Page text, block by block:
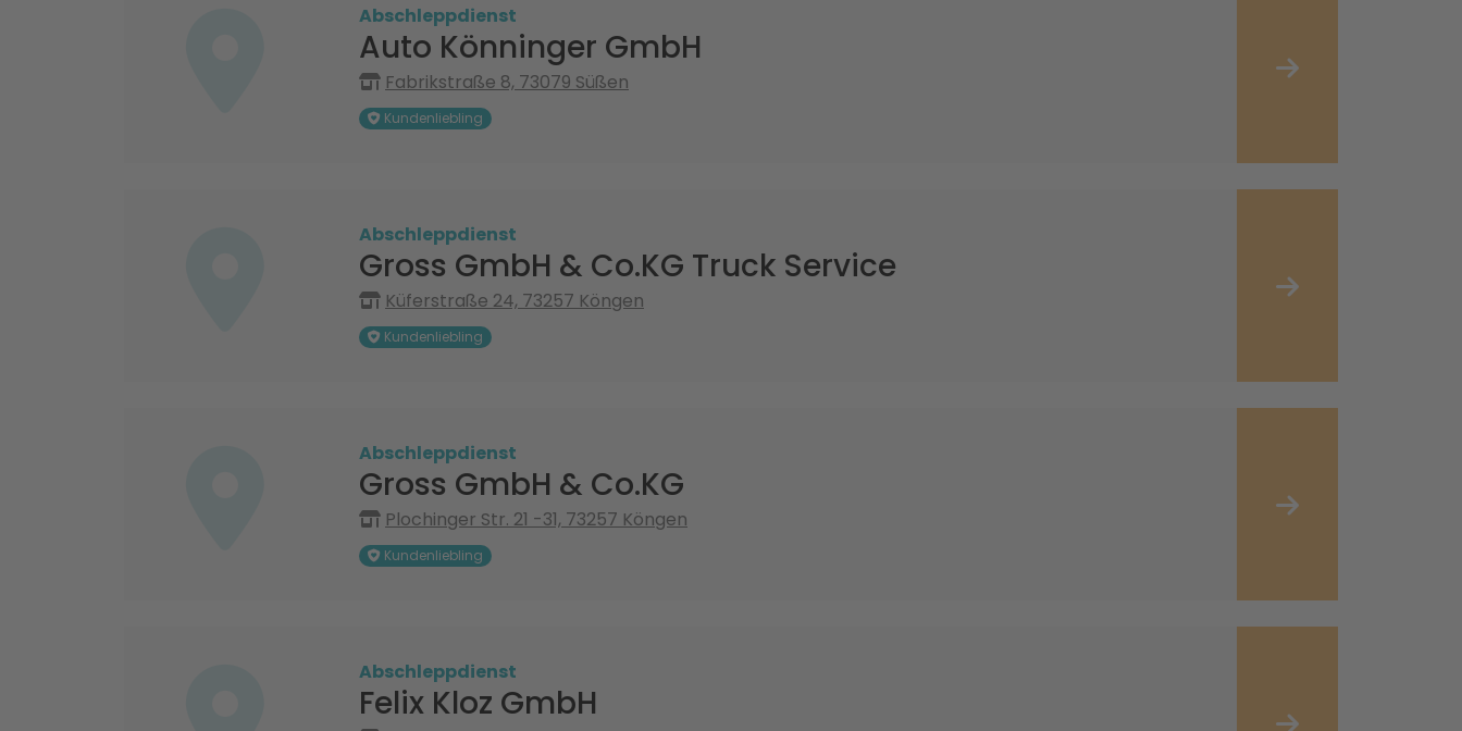
Abschleppdienst
Auto Könninger GmbH
Fabrikstraße 8, 73079 Süßen
Kundenliebling
Abschleppdienst
Gross GmbH & Co.KG Truck Service
Küferstraße 24, 73257 Köngen
Kundenliebling
Abschleppdienst
Gross GmbH & Co.KG
Plochinger Str. 21 -31, 73257 Köngen
Kundenliebling
Abschleppdienst
Felix Kloz GmbH